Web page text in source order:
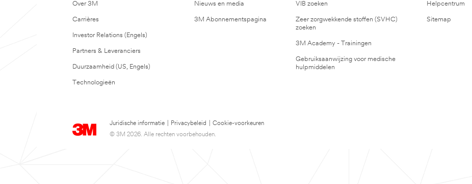
Over 3M
Carrières
Investor Relations (Engels)
Partners & Leveranciers
Duurzaamheid (US, Engels)
Technologieën
Nieuws en media
3M Abonnementspagina
VIB zoeken
Zeer zorgwekkende stoffen (SVHC)
zoeken
3M Academy - Trainingen
Gebruiksaanwijzing voor medische
hulpmiddelen
Helpcentrum
Sitemap
Juridische informatie Privacybeleid
Cookie-voorkeuren
© 3M 2026. Alle rechten voorbehouden.